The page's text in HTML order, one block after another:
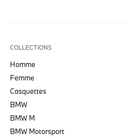
COLLECTIONS
Homme
Femme
Casquettes
BMW
BMW M
BMW Motorsport